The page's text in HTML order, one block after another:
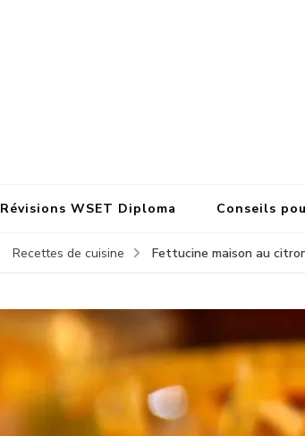
Révisions WSET Diploma Conseils
Recettes de cuisine Fettucine maison au